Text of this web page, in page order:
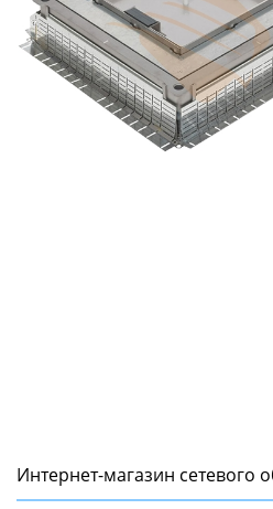
Интернет-магазин сетeвого